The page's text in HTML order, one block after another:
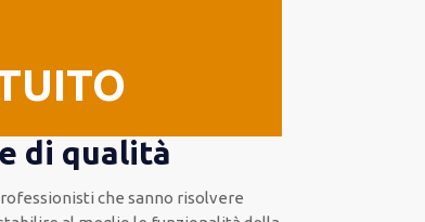
di qualità
che sanno risolvere